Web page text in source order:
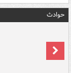
حوادث